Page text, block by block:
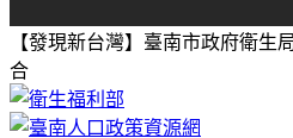
【發現新台灣】臺南市政府衛生
合